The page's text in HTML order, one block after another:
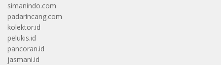
simanindo.com
padarincang.com
kolektor.id
pelukis.id
pancoran.id
jasmani.id